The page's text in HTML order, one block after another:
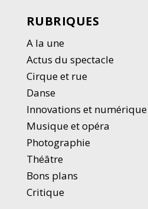
RUBRIQUES
A la une
Actus du spectacle
Cirque et rue
Danse
Innovations et numérique
Musique et opéra
Photographie
Théâtre
Bons plans
Critique